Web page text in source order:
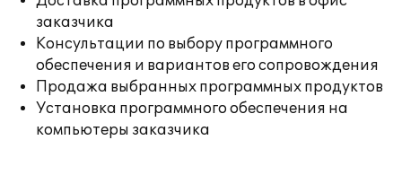
заказчика
Консультации по выбору программного
обеспечения и вариантов его сопровождения
Продажа выбранных программных продуктов
Установка программного обеспечения на
компьютеры заказчика